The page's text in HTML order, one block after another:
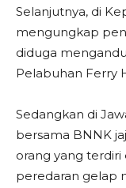
Selanjutnya, di
mengungkap
diduga
Pelabuhan Ferry
Sedangkan di
bersama BNNK
orang yang
peredaran gelap